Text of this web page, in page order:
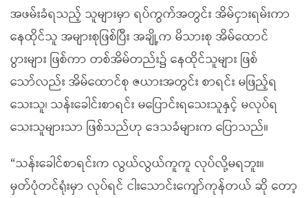
အဖမ်းခံရသည့် သူများမှာ ရပ်ကွက်အတွင်း အိမ်ငှားရမ်းကာ
နေထိုင်သူ အများစုဖြစ်ပြီး အချို့က မိသားစု အိမ်ထောင်
ပွားများ ဖြစ်ကာ တစ်အိမ်တည်း၌ နေထိုင်သူများ ဖြစ်
သော်လည်း အိမ်ထောင်စု ဇယားအတွင်း စာရင်း မဖြည့်ရ
သေးသူ၊ သန်းခေါင်းစာရင်း မပြောင်းရသေးသူနှင့် မလုပ်ရ
သေးသူများသာ ဖြစ်သည်ဟု ဒေသခံများက ပြောသည်။
“သန်းခေါင်စာရင်းက လွယ်လွယ်ကူကူ လုပ်လို့မရဘူး။
မှတ်ပုံတင်ရုံးမှာ လုပ်ရင် ငါးသောင်းကျော်ကုန်တယ် ဆို တော့